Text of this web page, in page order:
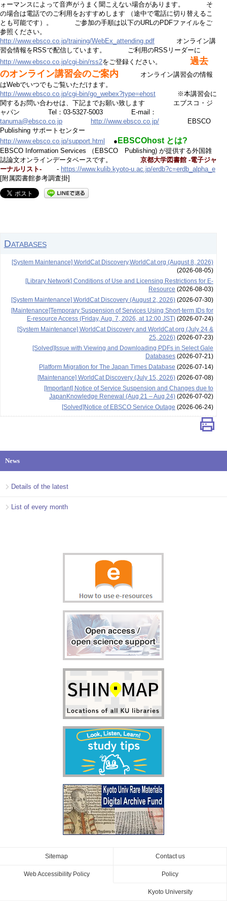
ォーマンスによって音声がうまく聞こえない場合があります。 そ
の場合は電話でのご利用をおすすめします （途中で電話に切り替えるこ
とも可能です）。 ご参加の手順は以下のURLのPDFファイルをご
参照ください。
http://www.ebsco.co.jp/training/WebEx_attending.pdf オンライン講
習会情報をRSSで配信しています。 ご利用のRSSリーダーに
http://www.ebsco.co.jp/cgi-bin/rss2をご登録ください。 過去
のオンライン講習会のご案内 オンライン講習会の情報
はWebでいつでもご覧いただけます。
http://www.ebsco.co.jp/cgi-bin/go_webex?type=ehost ※本講習会に
関するお問い合わせは、下記までお願い致します エブスコ・ジ
ャパン Tel：03-5327-5003 E-mail：
tanuma@ebsco.co.jp
http://www.ebsco.co.jp/ EBSCO
Publishing サポートセンター
http://www.ebsco.co.jp/support.html
● EBSCOhost とは?
EBSCO Information Services （EBSCO Publishing) が提供する外国雑
誌論文オンラインデータベースです。 京都大学図書館 -電子ジャ
ーナルリスト- - https://www.kulib.kyoto-u.ac.jp/erdb?c=erdb_alpha_e
[附属図書館参考調査掛]
Databases
[System Maintenance] WorldCat Discovery,WorldCat.org (August 8, 2026)
(2026-08-05)
[Library Network] Conditions of Use and Licensing Restrictions for E-
Resource (2026-08-03)
[System Maintenance] WorldCat Discovery (August 2, 2026)(2026-07-30)
[Maintenance]Temporary Suspension of Services Using Short-term IDs for
E-resource Access (Friday, Aug. 7, 2026, at 12:00 JST)(2026-07-24)
[System Maintenance] WorldCat Discovery and WorldCat.org (July 24 &
25, 2026)(2026-07-23)
[Solved]Issue with Viewing and Downloading PDFs in Select Gale
Databases(2026-07-21)
Platform Migration for The Japan Times Database (2026-07-14)
[Maintenance] WorldCat Discovery (July 15, 2026)(2026-07-08)
[Important] Notice of Service Suspension and Changes due to
JapanKnowledge Renewal (Aug 21 – Aug 24)(2026-07-02)
[Solved]Notice of EBSCO Service Outage (2026-06-24)
News
Details of the latest
List of every month
Contact us
Sitemap
Policy
Web Accessibility Policy
Kyoto University